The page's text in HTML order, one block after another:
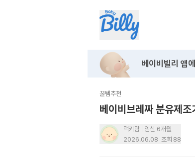
베이비빌리 앱
꿀템추천
베이비브레짜 분유제조
럭키람
임신 6개월
2026.06.08 조회 88